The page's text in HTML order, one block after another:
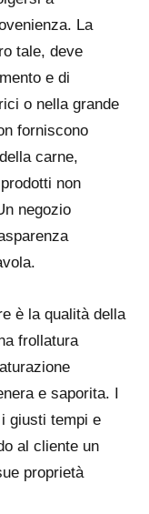
. La
tale, deve
e di
o nella grande
forniscono
carne,
non
negozio
è la qualità della
frollatura
e saporita. I
giusti tempi e
al cliente un
proprietà